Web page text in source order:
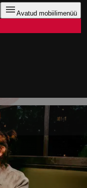
Avatud mobiilimenüü